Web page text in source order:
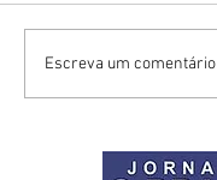
Escreva um comentário